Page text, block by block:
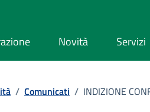
Novità Servizi
/ Comunicati / INDIZIONE